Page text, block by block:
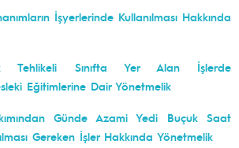
İşyerlerinde Kullanılması Hakkında
Tehlikeli Sınıfta Yer Alan İşlerde
Eğitimlerine Dair Yönetmelik
Günde Azami Yedi Buçuk Saat
Gereken İşler Hakkında Yönetmelik